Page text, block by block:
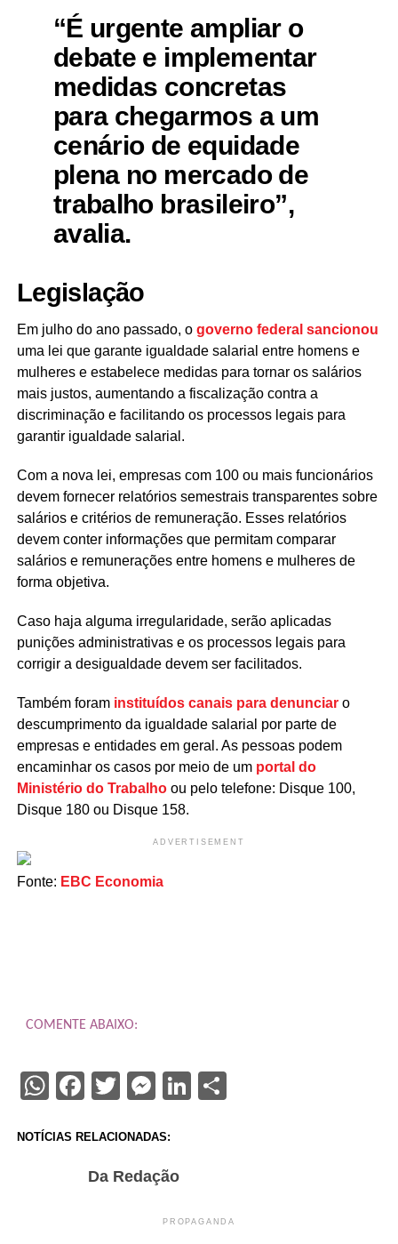
“É urgente ampliar o
debate e implementar
medidas concretas
para chegarmos a um
cenário de equidade
plena no mercado de
trabalho brasileiro”,
avalia.
Legislação
Em julho do ano passado, o governo federal sancionou
uma lei que garante igualdade salarial entre homens e
mulheres e estabelece medidas para tornar os salários
mais justos, aumentando a fiscalização contra a
discriminação e facilitando os processos legais para
garantir igualdade salarial.
Com a nova lei, empresas com 100 ou mais funcionários
devem fornecer relatórios semestrais transparentes sobre
salários e critérios de remuneração. Esses relatórios
devem conter informações que permitam comparar
salários e remunerações entre homens e mulheres de
forma objetiva.
Caso haja alguma irregularidade, serão aplicadas
punições administrativas e os processos legais para
corrigir a desigualdade devem ser facilitados.
Também foram instituídos canais para denunciaro
descumprimento da igualdade salarial por parte de
empresas e entidades em geral. As pessoas podem
encaminhar os casos por meio de um portal do
Ministério do Trabalhoou pelo telefone: Disque 100,
Disque 180 ou Disque 158.
ADVERTISEMENT
Fonte: EBC Economia
COMENTE ABAIXO:
WhatsApp
Facebook
Twitter
Messenger
LinkedIn
Share
NOTÍCIAS RELACIONADAS:
Da Redação
PROPAGANDA